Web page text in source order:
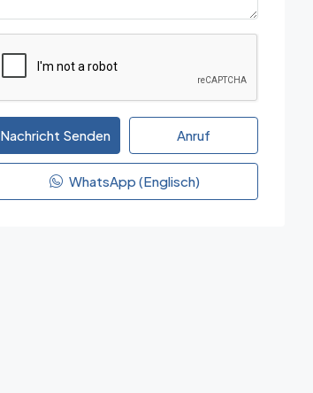
Nachricht Senden Anruf
WhatsApp (Englisch)